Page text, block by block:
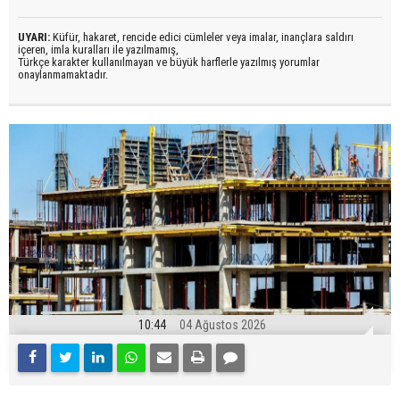
UYARI: Küfür, hakaret, rencide edici cümleler veya imalar, inançlara saldırı
içeren, imla kuralları ile yazılmamış,
Türkçe karakter kullanılmayan ve büyük harflerle yazılmış yorumlar
onaylanmamaktadır.
10:44 04 Ağustos 2026